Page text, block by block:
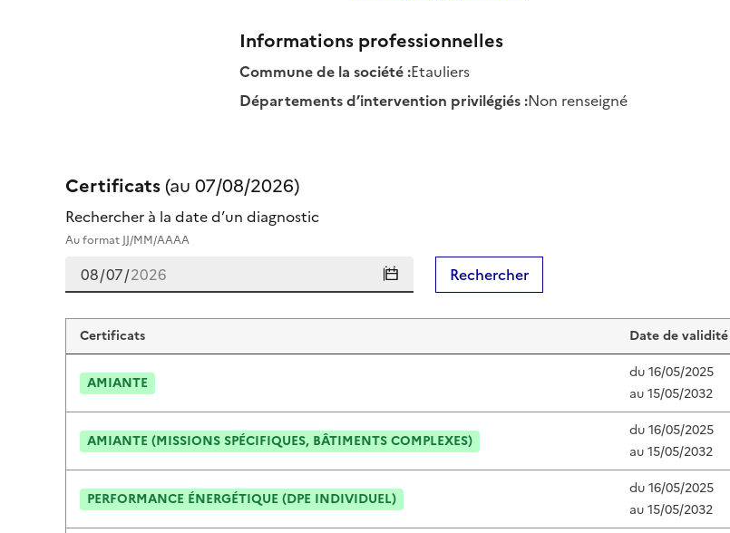
Informations professionnelles
Commune de la société:Etauliers
Départements d’intervention privilégiés:Non renseigné
Certificats(au 07/08/2026)
Rechercher à la date d’un diagnostic
Au format JJ/MM/AAAA
Rechercher
Certificats de julien goncalves monteiro
Certificats Date de validité
AMIANTE
du16/05/2025
au15/05/2032
AMIANTE (MISSIONS SPÉCIFIQUES, BÂTIMENTS COMPLEXES)
du16/05/2025
au15/05/2032
PERFORMANCE ÉNERGÉTIQUE (DPE INDIVIDUEL)
du16/05/2025
au15/05/2032